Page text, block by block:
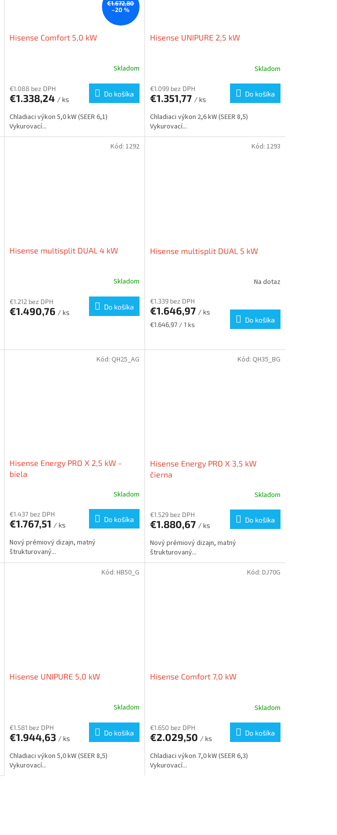
€1.672,80
–20 %
Hisense Comfort 5,0 kW
Skladom
€1.088 bez DPH
€1.338,24 / ks
Do košíka
Chladiaci výkon 5,0 kW (SEER 6,1)
Vykurovací...
Hisense UNIPURE 2,5 kW
Skladom
€1.099 bez DPH
€1.351,77 / ks
Do košíka
Chladiaci výkon 2,6 kW (SEER 8,5)
Vykurovací...
Hisense multisplit DUAL 4 kW
Skladom
€1.212 bez DPH
€1.490,76 / ks
Do košíka
Kód: 1292
Hisense multisplit DUAL 5 kW
Na dotaz
€1.339 bez DPH
€1.646,97 / ks
Jednotková
€1.646,97 / 1 ks
Do košíka
Kód: 1293
Hisense Energy PRO X 2,5 kW -
biela
Skladom
€1.437 bez DPH
€1.767,51 / ks
Do košíka
Nový prémiový dizajn, matný
štrukturovaný...
Kód: QH25_AG
Hisense Energy PRO X 3,5 kW
čierna
Skladom
€1.529 bez DPH
€1.880,67 / ks
Do košíka
Nový prémiový dizajn, matný
štrukturovaný...
Kód: QH35_BG
Hisense UNIPURE 5,0 kW
Skladom
€1.581 bez DPH
€1.944,63 / ks
Do košíka
Chladiaci výkon 5,0 kW (SEER 8,5)
Vykurovací...
Kód: HB50_G
Hisense Comfort 7,0 kW
Skladom
€1.650 bez DPH
€2.029,50 / ks
Do košíka
Chladiaci výkon 7,0 kW (SEER 6,3)
Vykurovací...
Kód: DJ70G